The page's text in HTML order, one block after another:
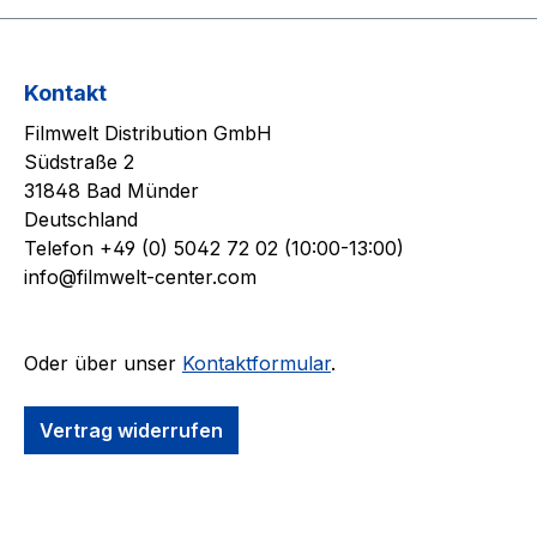
Kontakt
Filmwelt Distribution GmbH
Südstraße 2
31848 Bad Münder
Deutschland
Telefon +49 (0) 5042 72 02 (10:00-13:00)
info@filmwelt-center.com
Oder über unser Kontaktformular.
Vertrag widerrufen